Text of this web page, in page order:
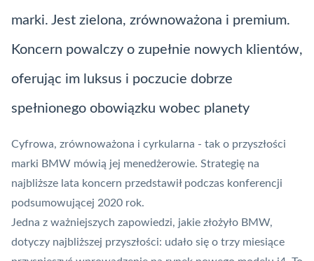
marki. Jest zielona, zrównoważona i premium.
Koncern powalczy o zupełnie nowych klientów,
oferując im luksus i poczucie dobrze
spełnionego obowiązku wobec planety
Cyfrowa, zrównoważona i cyrkularna - tak o przyszłości
marki BMW mówią jej menedżerowie. Strategię na
najbliższe lata koncern przedstawił podczas konferencji
podsumowującej 2020 rok.
Jedna z ważniejszych zapowiedzi, jakie złożyło BMW,
dotyczy najbliższej przyszłości: udało się o trzy miesiące